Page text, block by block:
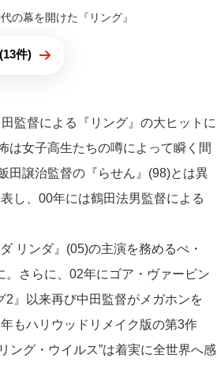
の幕を開けた『リング』
件)
監督による『リング』の大ヒットに
は女子高生たちの噂によって瞬く間
田譲治監督の『らせん』(98)とは異
し、00年には鶴田法男監督による
リンダ』(05)の主演を務めるぺ・
。さらに、02年にゴア・ヴァービン
』以来再び中田監督がメガホンを
もハリウッドリメイク版の第3作
ング・ウイルス”は着実に全世界へ感